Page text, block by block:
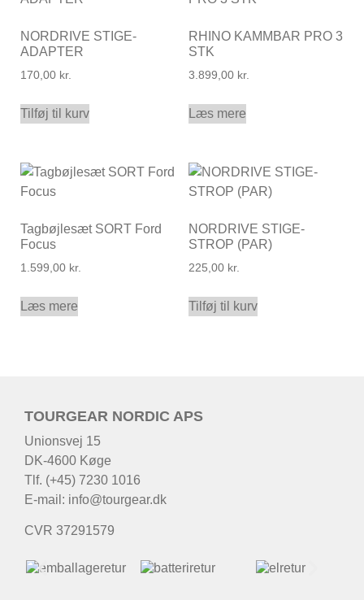
NORDRIVE STIGE-
ADAPTER
170,00 kr.
Tilføj til kurv
RHINO KAMMBAR PRO 3
STK
3.899,00 kr.
Læs mere
Tagbøjlesæt SORT Ford
Focus
1.599,00 kr.
Læs mere
NORDRIVE STIGE-
STROP (PAR)
225,00 kr.
Tilføj til kurv
TOURGEAR NORDIC APS
Unionsvej 15
DK-4600 Køge
Tlf. (+45) 7230 1016
E-mail: info@tourgear.dk
CVR 37291579